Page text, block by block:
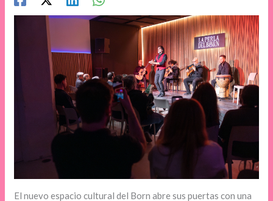
El nuevo espacio cultural del Born abre sus puertas con una